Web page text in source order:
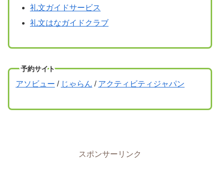
礼文ガイドサービス
礼文はなガイドクラブ
予約サイト
アソビュー / じゃらん / アクティビティジャパン
スポンサーリンク